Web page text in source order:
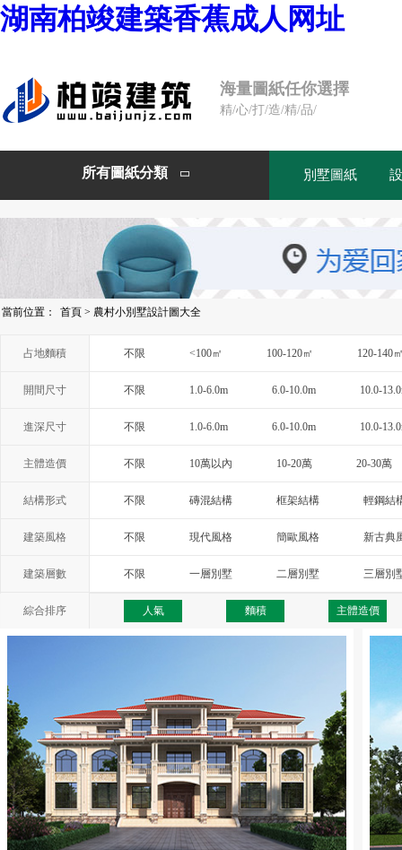
湖南柏竣建築香蕉成人网址
海量圖紙任你選擇
精/心/打/造/精/品/
所有圖紙分類  別墅圖紙
當前位置： 首頁 > 農村小別墅設計圖大全
占地麵積 不限 <100㎡ 100-120㎡ 120-140
開間尺寸 不限 1.0-6.0m 6.0-10.0m 10.0-
進深尺寸 不限 1.0-6.0m 6.0-10.0m 10.0-
主體造價 不限 10萬以內 10-20萬 20-30萬
結構形式 不限 磚混結構 框架結構 輕鋼結
建築風格 不限 現代風格 簡歐風格 新古典
西班牙風格 地中海風格
建築層數 不限 一層別墅 二層別墅 三層別
綜合排序 人氣 麵積 主體造價